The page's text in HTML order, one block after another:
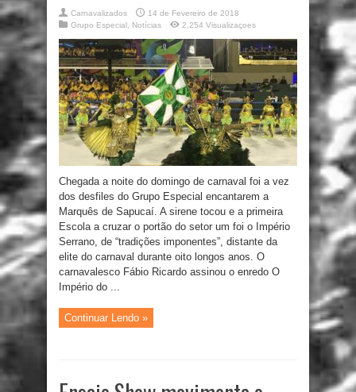
Carnavalizados
14 de Fevereiro de 2018
Grupo Especial
Notícias 2,254 Visualizaçoes
Chegada a noite do domingo de carnaval foi a vez
dos desfiles do Grupo Especial encantarem a
Marquês de Sapucaí. A sirene tocou e a primeira
Escola a cruzar o portão do setor um foi o Império
Serrano, de “tradições imponentes”, distante da
elite do carnaval durante oito longos anos. O
carnavalesco Fábio Ricardo assinou o enredo O
Império do ...
Continuar Lendo »